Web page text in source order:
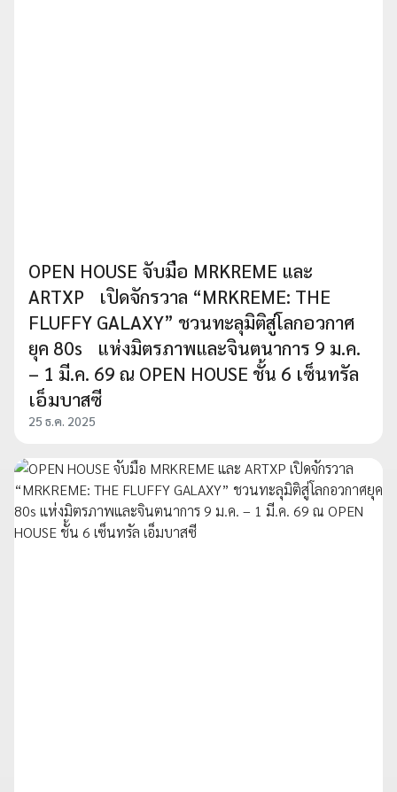
OPEN HOUSE จับมือ MRKREME และ
ARTXP เปิดจักรวาล “MRKREME: THE
FLUFFY GALAXY” ชวนทะลุมิติสู่โลกอวกาศ
ยุค 80s แห่งมิตรภาพและจินตนาการ 9 ม.ค.
– 1 มี.ค. 69 ณ OPEN HOUSE ชั้น 6 เซ็นทรัล
เอ็มบาสซี
25 ธ.ค. 2025